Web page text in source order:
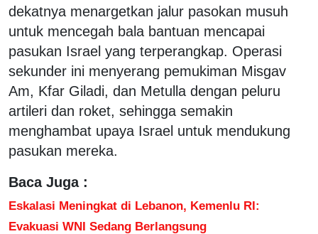
dekatnya menargetkan jalur pasokan musuh
untuk mencegah bala bantuan mencapai
pasukan Israel yang terperangkap. Operasi
sekunder ini menyerang pemukiman Misgav
Am, Kfar Giladi, dan Metulla dengan peluru
artileri dan roket, sehingga semakin
menghambat upaya Israel untuk mendukung
pasukan mereka.
Baca Juga :
Eskalasi Meningkat di Lebanon, Kemenlu RI:
Evakuasi WNI Sedang Berlangsung